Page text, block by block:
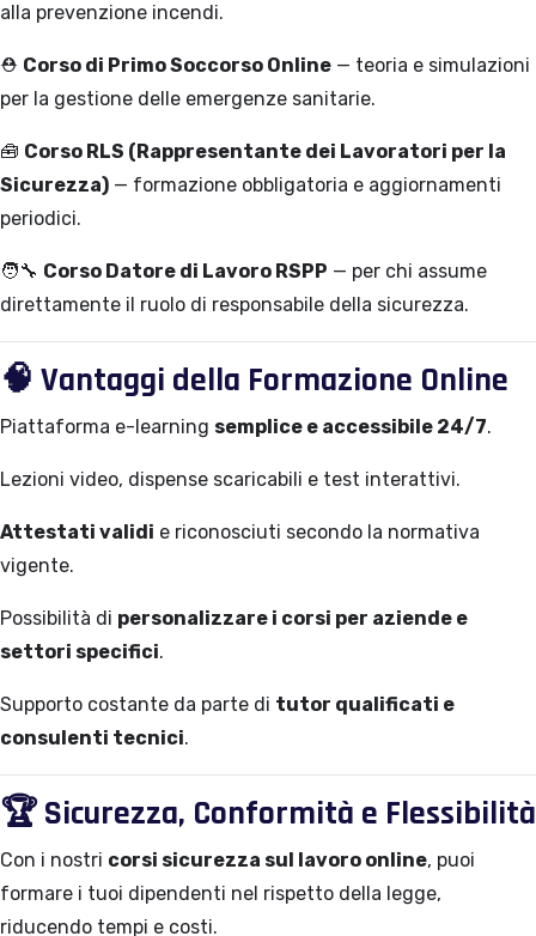
alla prevenzione incendi.
⛑️ Corso di Primo Soccorso Online — teoria e simulazioni
per la gestione delle emergenze sanitarie.
🧰 Corso RLS (Rappresentante dei Lavoratori per la
Sicurezza) — formazione obbligatoria e aggiornamenti
periodici.
🧑‍🔧 Corso Datore di Lavoro RSPP — per chi assume
direttamente il ruolo di responsabile della sicurezza.
🧠 Vantaggi della Formazione Online
Piattaforma e-learning semplice e accessibile 24/7.
Lezioni video, dispense scaricabili e test interattivi.
Attestati validi e riconosciuti secondo la normativa
vigente.
Possibilità di personalizzare i corsi per aziende e
settori specifici.
Supporto costante da parte di tutor qualificati e
consulenti tecnici.
🏆Sicurezza, Conformità e Flessibilità
Con i nostri corsi sicurezza sul lavoro online, puoi
formare i tuoi dipendenti nel rispetto della legge,
riducendo tempi e costi.